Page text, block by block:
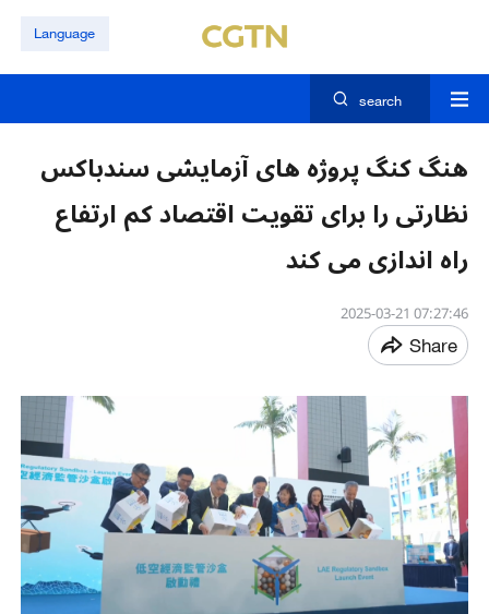
Language
search
هنگ کنگ پروژه های آزمایشی سندباکس
نظارتی را برای تقویت اقتصاد کم ارتفاع
راه اندازی می کند
07:27:46 2025-03-21
Share